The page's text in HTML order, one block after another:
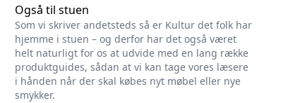
Også til stuen
Som vi skriver andetsteds så er Kultur det folk har
hjemme i stuen – og derfor har det også været
helt naturligt for os at udvide med en lang række
produktguides, sådan at vi kan tage vores læsere
i hånden når der skal købes nyt møbel eller nye
smykker.